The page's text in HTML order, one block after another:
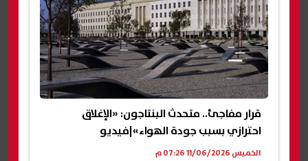
قرار مفاجئ.. متحدث البنتاجون: «الإغلاق
احترازي بسبب جودة الهواء»|فيديو
الخميس 11/06/2026 07:26 م